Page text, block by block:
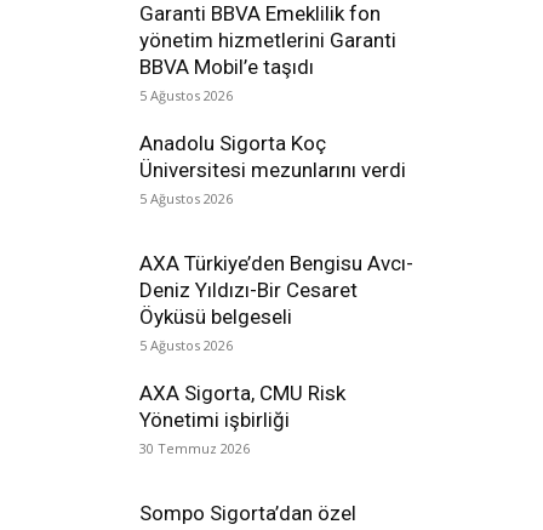
Garanti BBVA Emeklilik fon
yönetim hizmetlerini Garanti
BBVA Mobil’e taşıdı
5 Ağustos 2026
Anadolu Sigorta Koç
Üniversitesi mezunlarını verdi
5 Ağustos 2026
AXA Türkiye’den Bengisu Avcı-
Deniz Yıldızı-Bir Cesaret
Öyküsü belgeseli
5 Ağustos 2026
AXA Sigorta, CMU Risk
Yönetimi işbirliği
30 Temmuz 2026
Sompo Sigorta’dan özel